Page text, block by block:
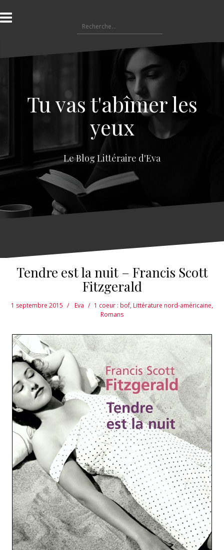
l
a
e
e
Tu vas t'abîmer les
yeux
Le Blog Littéraire d'Eva
Tendre est la nuit – Francis Scott
Fitzgerald
1 septembre 2015 Eva 1 coeur : bof,Littérature nord-américaine,
Romans